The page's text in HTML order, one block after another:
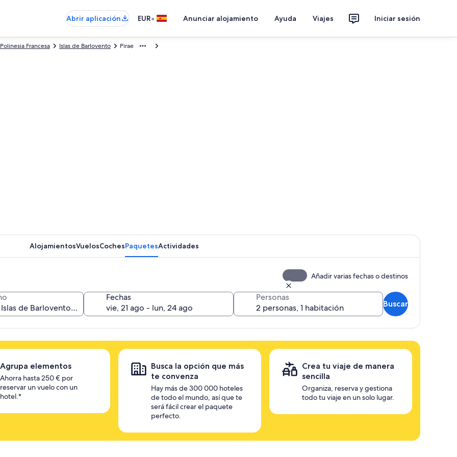
Abrir aplicación EUR• Anunciar alojamiento Ayuda Viajes Iniciar sesión
Pirae
Islas de Barlovento
Polinesia Francesa
AlojamientosVuelosCochesPaquetesActividades
Añadir varias fechas o destinos
Fechas Personas
Buscar
Agrupa elementos
Ahorra hasta 250 € por
reservar un vuelo con un
hotel.*
Busca la opción que más
te convenza
Hay más de 300 000 hoteles
de todo el mundo, así que te
será fácil crear el paquete
perfecto.
Crea tu viaje de manera
sencilla
Organiza, reserva y gestiona
todo tu viaje en un solo lugar.